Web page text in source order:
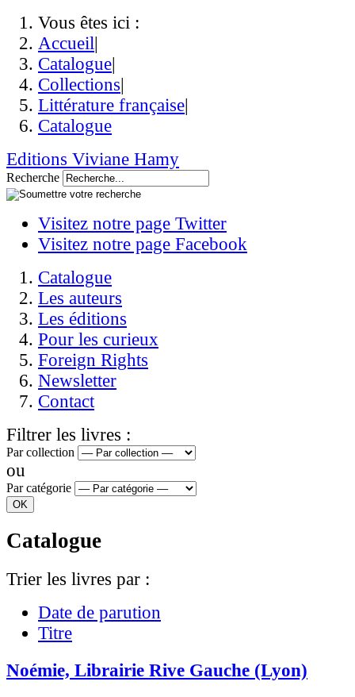
Vous êtes ici :
Accueil|
Catalogue|
Collections|
Littérature française|
Catalogue
Editions Viviane Hamy
Recherche
Visitez notre page Twitter
Visitez notre page Facebook
Catalogue
Les auteurs
Les éditions
Pour les curieux
Foreign Rights
Newsletter
Contact
Filtrer les livres :
Par collection
ou
Par catégorie
Catalogue
Trier les livres par :
Date de parution
Titre
Noémie, Librairie Rive Gauche (Lyon)